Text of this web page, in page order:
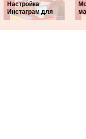
Настройка
Инстаграм для